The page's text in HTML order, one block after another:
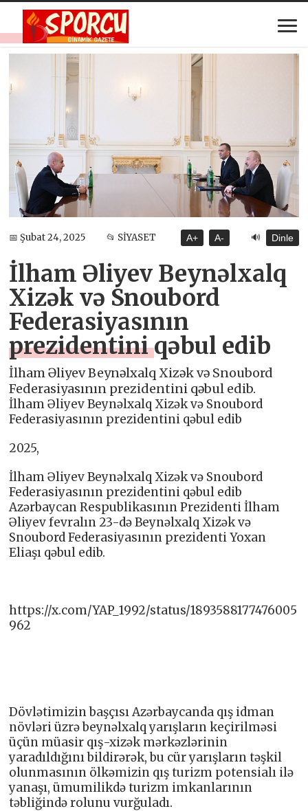
📅 Şubat 24, 2025 📂 SİYASET A+ A- 🔊 Dinle
İlham Əliyev Beynəlxalq
Xizək və Snoubord
Federasiyasının
prezidentini qəbul edib
İlham Əliyev Beynəlxalq Xizək və Snoubord
Federasiyasının prezidentini qəbul edib.
İlham Əliyev Beynəlxalq Xizək və Snoubord
Federasiyasının prezidentini qəbul edib
2025,
İlham Əliyev Beynəlxalq Xizək və Snoubord
Federasiyasının prezidentini qəbul edib
Azərbaycan Respublikasının Prezidenti İlham
Əliyev fevralın 23-də Beynəlxalq Xizək və
Snoubord Federasiyasının prezidenti Yoxan
Eliaşı qəbul edib.
https://x.com/YAP_1992/status/1893588177476005
962
Dövlətimizin başçısı Azərbaycanda qış idman
növləri üzrə beynəlxalq yarışların keçirilməsi
üçün müasir qış-xizək mərkəzlərinin
yaradıldığını bildirərək, bu cür yarışların təşkil
olunmasının ölkəmizin qış turizm potensialı ilə
yanaşı, ümumilikdə turizm imkanlarının
təbliğində rolunu vurğuladı.